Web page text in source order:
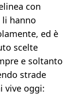
con
li hanno
ed è
scelte
e soltanto
strade
vive oggi: